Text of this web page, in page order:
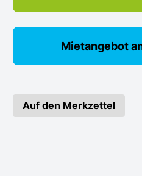
Mietangebot
Auf den Merkzettel